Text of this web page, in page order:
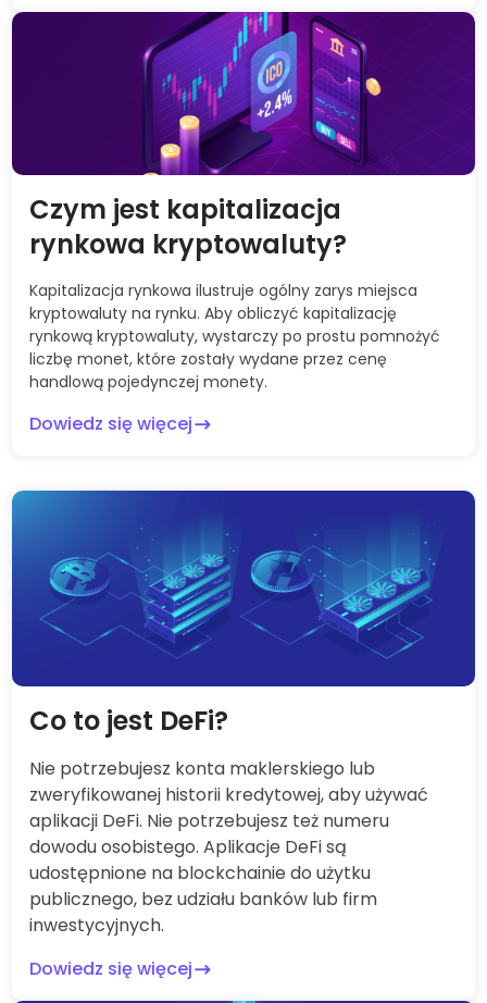
Czym jest kapitalizacja
rynkowa kryptowaluty?
Kapitalizacja rynkowa ilustruje ogólny zarys miejsca
kryptowaluty na rynku. Aby obliczyć kapitalizację
rynkową kryptowaluty, wystarczy po prostu pomnożyć
liczbę monet, które zostały wydane przez cenę
handlową pojedynczej monety.
Dowiedz się więcej
Co to jest DeFi?
Nie potrzebujesz konta maklerskiego lub
zweryfikowanej historii kredytowej, aby używać
aplikacji DeFi. Nie potrzebujesz też numeru
dowodu osobistego. Aplikacje DeFi są
udostępnione na blockchainie do użytku
publicznego, bez udziału banków lub firm
inwestycyjnych.
Dowiedz się więcej